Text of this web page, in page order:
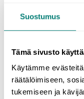
Suostumus
Tämä sivusto
Käytämme
räätälöimiseen,
tukemiseen ja